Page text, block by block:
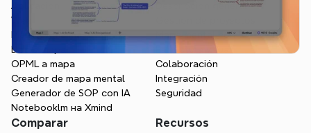
Aplicación
Web
Markdown a mapa
Doc a mapa
OPML a mapa
Creador de mapa mental
Generador de SOP con IA
Notebooklm на Xmind
Descripción general
Mapa mental con IA
Estructura visual
Colaboración
Integración
Seguridad
Comparar Recursos